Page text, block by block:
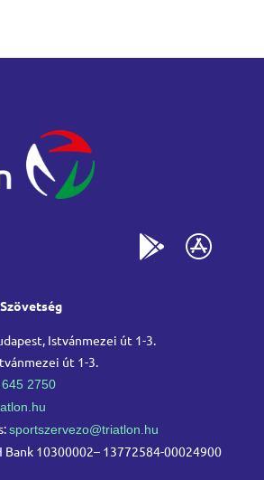
Istvánmezei út 1-3.
út 1-3.
2750
sportszervezo@triatlon.hu
Bank 10300002– 13772584-00024900